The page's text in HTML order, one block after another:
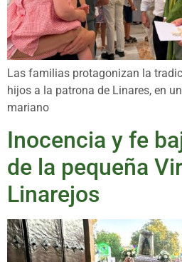
Las familias protagonizan la
hijos a la patrona de Linares, en
mariano
Inocencia y fe
de la pequeña
Linarejos